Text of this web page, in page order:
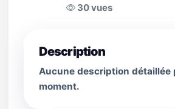
30 vues
Description
Aucune description détaillée
moment.